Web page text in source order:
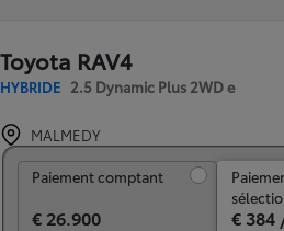
Toyota RAV4
HYBRIDE 2.5 Dynamic Plus 2WD e
MALMEDY
Paiement comptant
€ 26.900 € 384